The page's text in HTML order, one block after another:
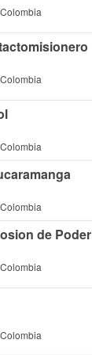
de Poder